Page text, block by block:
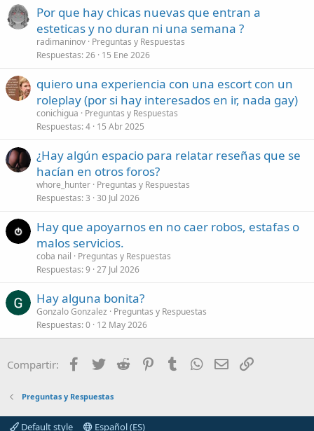
Por que hay chicas nuevas que entran a
esteticas y no duran ni una semana ?
radimaninov Preguntas y Respuestas
Respuestas 26 15 Ene 2026
quiero una experiencia con una escort con un
roleplay (por si hay interesados en ir, nada gay)
conichigua
Preguntas y Respuestas
Respuestas 4 15 Abr 2025
¿Hay algún espacio para relatar reseñas que se
hacían en otros foros?
whore_hunter Preguntas y Respuestas
Respuestas 3 30 Jul 2026
Hay que apoyarnos en no caer robos, estafas o
malos servicios.
coba nail
Preguntas y Respuestas
Respuestas 9 27 Jul 2026
Hay alguna bonita?
Gonzalo Gonzalez
Preguntas y Respuestas
Respuestas 0 12 May 2026
Compartir: Facebook
Twitter Reddit PinterestTumblrWhatsAppCorreo
Preguntas y Respuestas
Default style Español (ES)